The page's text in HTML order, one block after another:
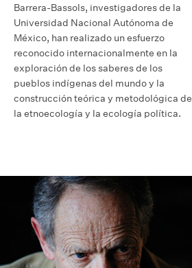
Barrera-Bassols, investigadores de la
Universidad Nacional Autónoma de
México, han realizado un esfuerzo
reconocido internacionalmente en la
exploración de los saberes de los
pueblos indígenas del mundo y la
construcción teórica y metodológica de
la etnoecología y la ecología política.